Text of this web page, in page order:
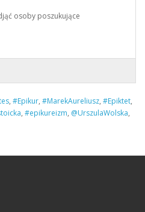
osoby poszukujące
, #Epikur, #MarekAureliusz, #Epiktet,
, #epikureizm, @UrszulaWolska,